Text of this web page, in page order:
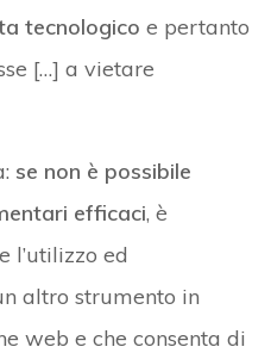
tecnologico e pertanto
[…] a vietare
se non è possibile
efficaci, è
l’utilizzo ed
altro strumento in
web e che consenta di